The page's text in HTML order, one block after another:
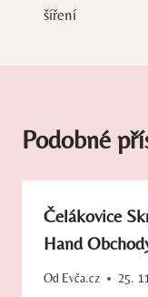
příspěvek
šíření
Podobné
Čelákovice
Hand
Od Evča.cz 25.